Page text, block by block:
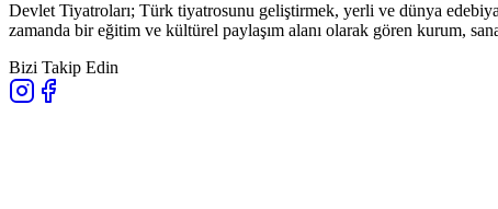
Devlet Tiyatroları; Türk tiyatrosunu geliştirmek, yerli ve dünya
zamanda bir eğitim ve kültürel paylaşım alanı olarak gören kurum,
Bizi Takip Edin